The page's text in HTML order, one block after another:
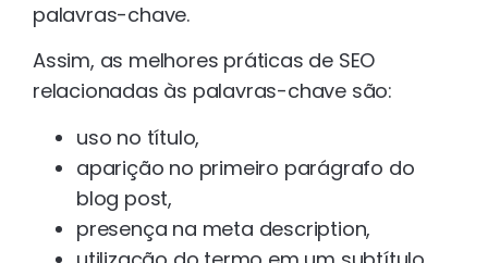
palavras-chave.
Assim, as melhores práticas de SEO
relacionadas às palavras-chave são:
uso no título,
aparição no primeiro parágrafo do
blog post,
presença na meta description,